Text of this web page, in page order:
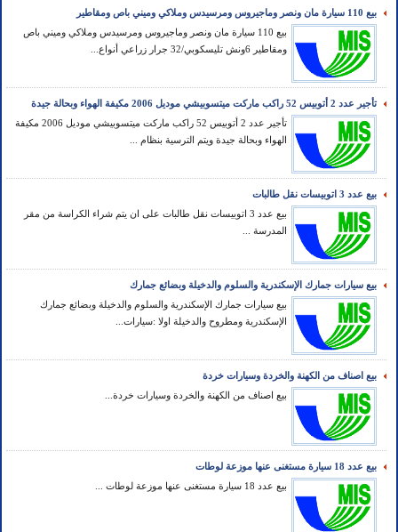
بيع 110 سيارة مان ونصر وماجيروس ومرسيدس وملاكي وميني باص ومقاطير
بيع 110 سيارة مان ونصر وماجيروس ومرسيدس وملاكي وميني باص
ومقاطير 6ونش تليسكوبي/32 جرار زراعي أنواع...
تأجير عدد 2 أتوبيس 52 راكب ماركت ميتسوبيشي موديل 2006 مكيفة الهواء وبحالة جيدة
تأجير عدد 2 أتوبيس 52 راكب ماركت ميتسوبيشي موديل 2006 مكيفة
الهواء وبحالة جيدة ويتم الترسية بنظام ...
بيع عدد 3 اتوبيسات نقل طالبات
بيع عدد 3 اتوبيسات نقل طالبات على ان يتم شراء الكراسة من مقر
المدرسة ...
بيع سيارات جمارك الإسكندرية والسلوم والدخيلة وبضائع جمارك
بيع سيارات جمارك الإسكندرية والسلوم والدخيلة وبضائع جمارك
الإسكندرية ومطروح والدخيلة اولا :سيارات...
بيع اصناف من الكهنة والخردة وسيارات خردة
بيع اصناف من الكهنة والخردة وسيارات خردة...
بيع عدد 18 سيارة مستغنى عنها موزعة لوطات
بيع عدد 18 سيارة مستغنى عنها موزعة لوطات ...